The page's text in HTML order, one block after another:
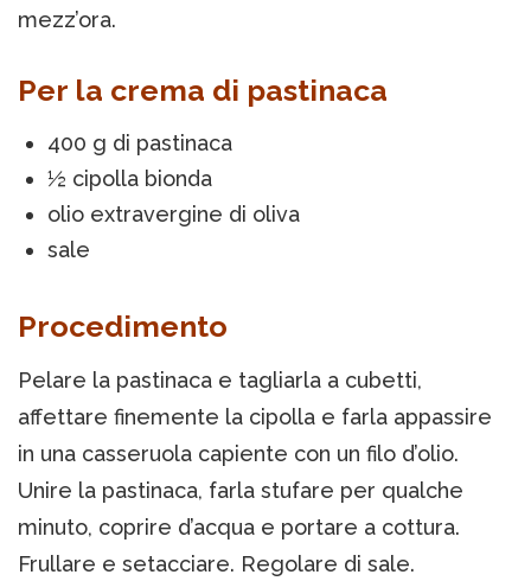
mezz’ora.
Per la crema di pastinaca
400 g di pastinaca
½ cipolla bionda
olio extravergine di oliva
sale
Procedimento
Pelare la pastinaca e tagliarla a cubetti,
affettare finemente la cipolla e farla appassire
in una casseruola capiente con un filo d’olio.
Unire la pastinaca, farla stufare per qualche
minuto, coprire d’acqua e portare a cottura.
Frullare e setacciare. Regolare di sale.